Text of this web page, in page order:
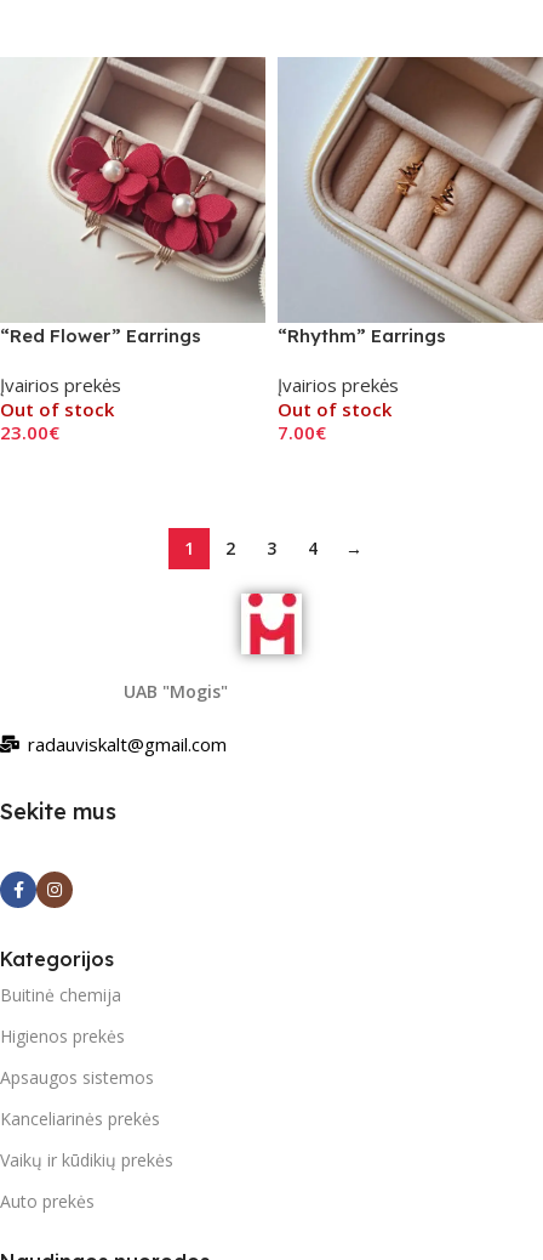
“Red Flower” Earrings
Įvairios prekės
Out of stock
23.00€
“Rhythm” Earrings
Įvairios prekės
Out of stock
7.00€
1 2 3 4 →
UAB "Mogis"
radauviskalt@gmail.com
Sekite mus
Kategorijos
Buitinė chemija
Higienos prekės
Apsaugos sistemos
Kanceliarinės prekės
Vaikų ir kūdikių prekės
Auto prekės